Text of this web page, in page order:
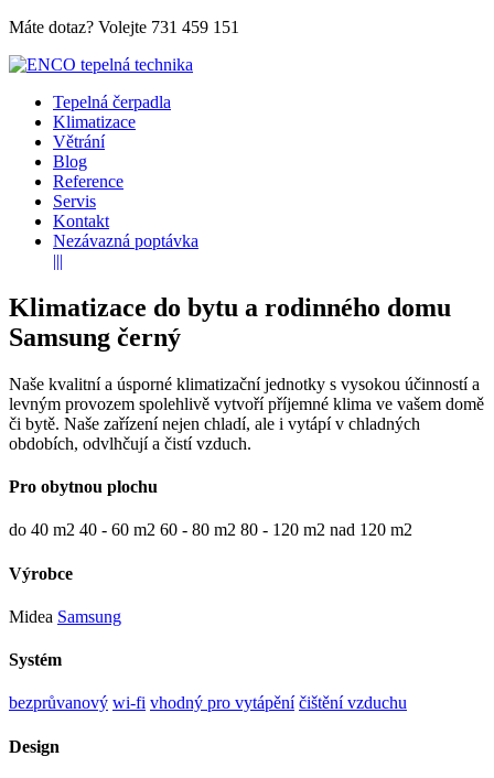
Máte dotaz? Volejte 731 459 151
Tepelná čerpadla
Klimatizace
Větrání
Blog
Reference
Servis
Kontakt
Nezávazná poptávka
|||
Klimatizace do bytu a rodinného domu
Samsung černý
Naše kvalitní a úsporné klimatizační jednotky s vysokou účinností a
levným provozem spolehlivě vytvoří příjemné klima ve vašem domě
či bytě. Naše zařízení nejen chladí, ale i vytápí v chladných
obdobích, odvlhčují a čistí vzduch.
Pro obytnou plochu
do 40 m2 40 - 60 m2 60 - 80 m2 80 - 120 m2 nad 120 m2
Výrobce
Midea Samsung
Systém
bezprůvanový wi-fi vhodný pro vytápění čištění vzduchu
Design